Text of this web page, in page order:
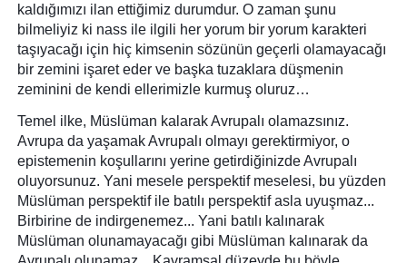
kaldığımızı ilan ettiğimiz durumdur. O zaman şunu
bilmeliyiz ki nass ile ilgili her yorum bir yorum karakteri
taşıyacağı için hiç kimsenin sözünün geçerli olamayacağı
bir zemini işaret eder ve başka tuzaklara düşmenin
zeminini de kendi ellerimizle kurmuş oluruz…
Temel ilke, Müslüman kalarak Avrupalı olamazsınız.
Avrupa da yaşamak Avrupalı olmayı gerektirmiyor, o
epistemenin koşullarını yerine getirdiğinizde Avrupalı
oluyorsunuz. Yani mesele perspektif meselesi, bu yüzden
Müslüman perspektif ile batılı perspektif asla uyuşmaz...
Birbirine de indirgenemez... Yani batılı kalınarak
Müslüman olunamayacağı gibi Müslüman kalınarak da